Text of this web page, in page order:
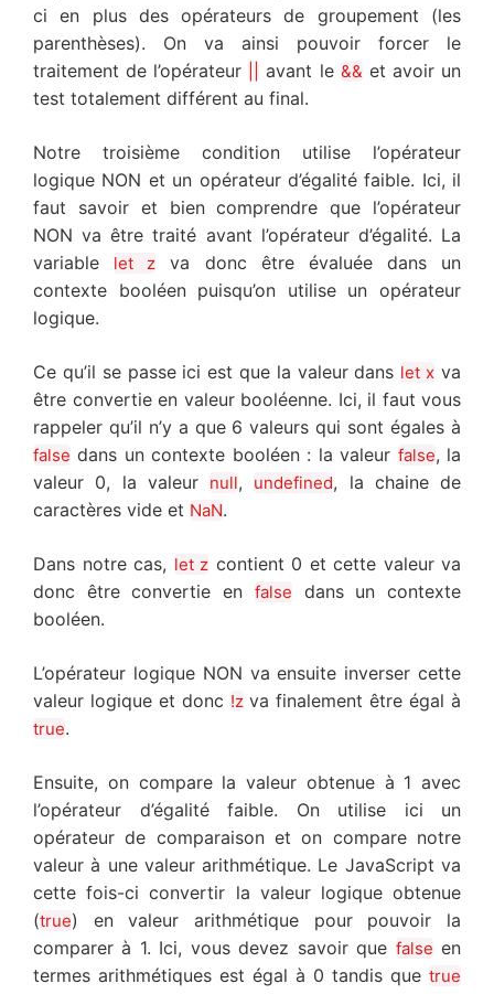
ci en plus des opérateurs de groupement (les
parenthèses). On va ainsi pouvoir forcer le
traitement de l’opérateur
avant le && et avoir un
test totalement différent au final.
Notre troisième condition utilise l’opérateur
logique NON et un opérateur d’égalité faible. Ici, il
faut savoir et bien comprendre que l’opérateur
NON va être traité avant l’opérateur d’égalité. La
variable let z va donc être évaluée dans un
contexte booléen puisqu’on utilise un opérateur
logique.
Ce qu’il se passe ici est que la valeur dans let x va
être convertie en valeur booléenne. Ici, il faut vous
rappeler qu’il n’y a que 6 valeurs qui sont égales à
false dans un contexte booléen : la valeur false, la
valeur 0, la valeur null, undefined, la chaine de
caractères vide et NaN.
Dans notre cas, let z contient 0 et cette valeur va
donc être convertie en false dans un contexte
booléen.
L’opérateur logique NON va ensuite inverser cette
valeur logique et donc !zva finalement être égal à
true.
Ensuite, on compare la valeur obtenue à 1 avec
l’opérateur d’égalité faible. On utilise ici un
opérateur de comparaison et on compare notre
valeur à une valeur arithmétique. Le JavaScript va
cette fois-ci convertir la valeur logique obtenue
(true) en valeur arithmétique pour pouvoir la
comparer à 1. Ici, vous devez savoir que false en
termes arithmétiques est égal à 0 tandis que true